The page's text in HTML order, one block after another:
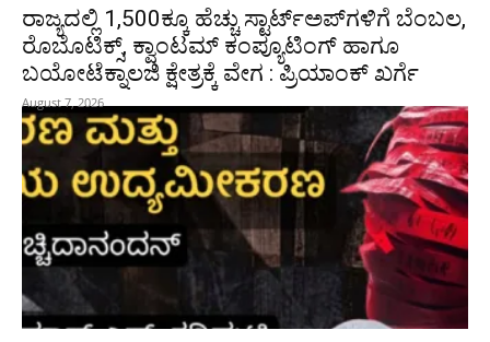
ರಾಜ್ಯದಲ್ಲಿ 1,500ಕ್ಕೂ ಹೆಚ್ಚು ಸ್ಟಾರ್ಟ್‌ಅಪ್‌ಗಳಿಗೆ ಬೆಂಬಲ,
ರೊಬೊಟಿಕ್ಸ್, ಕ್ವಾಂಟಮ್ ಕಂಪ್ಯೂಟಿಂಗ್ ಹಾಗೂ
ಬಯೋಟೆಕ್ನಾಲಜಿ ಕ್ಷೇತ್ರಕ್ಕೆ ವೇಗ : ಪ್ರಿಯಾಂಕ್‌ ಖರ್ಗೆ
August 7, 2026